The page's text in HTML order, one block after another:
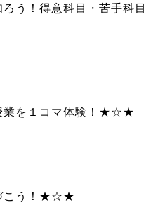
う！得意科目・苦手科目
を１コマ体験！★☆★
こう！★☆★